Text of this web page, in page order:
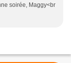
soirée, Maggy<br